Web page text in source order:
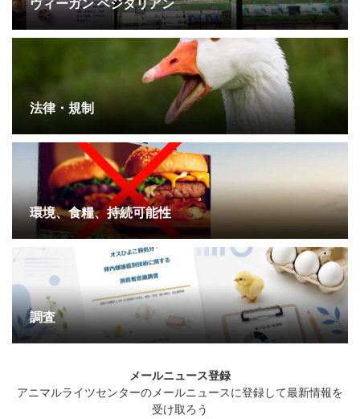
ヴィーガン ベジタリアン
法律・規制
環境、食糧、持続可能性
調査
メールニュース登録
アニマルライツセンターのメールニュースに登録して最新情報を
受け取ろう